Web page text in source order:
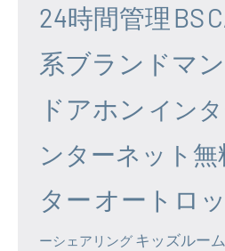
24時間管理 BS
系ブランドマ
ドアホン イン
ンターネット無
ター オートロ
ーシェアリング キッズルーム